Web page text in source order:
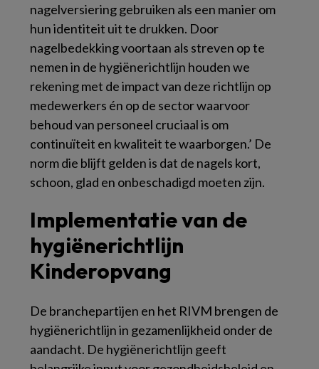
nagelversiering gebruiken als een manier om
hun identiteit uit te drukken. Door
nagelbedekking voortaan als streven op te
nemen in de hygiënerichtlijn houden we
rekening met de impact van deze richtlijn op
medewerkers én op de sector waarvoor
behoud van personeel cruciaal is om
continuïteit en kwaliteit te waarborgen.’ De
norm die blijft gelden is dat de nagels kort,
schoon, glad en onbeschadigd moeten zijn.
Implementatie van de
hygiënerichtlijn
Kinderopvang
De branchepartijen en het RIVM brengen de
hygiënerichtlijn in gezamenlijkheid onder de
aandacht. De hygiënerichtlijn geeft